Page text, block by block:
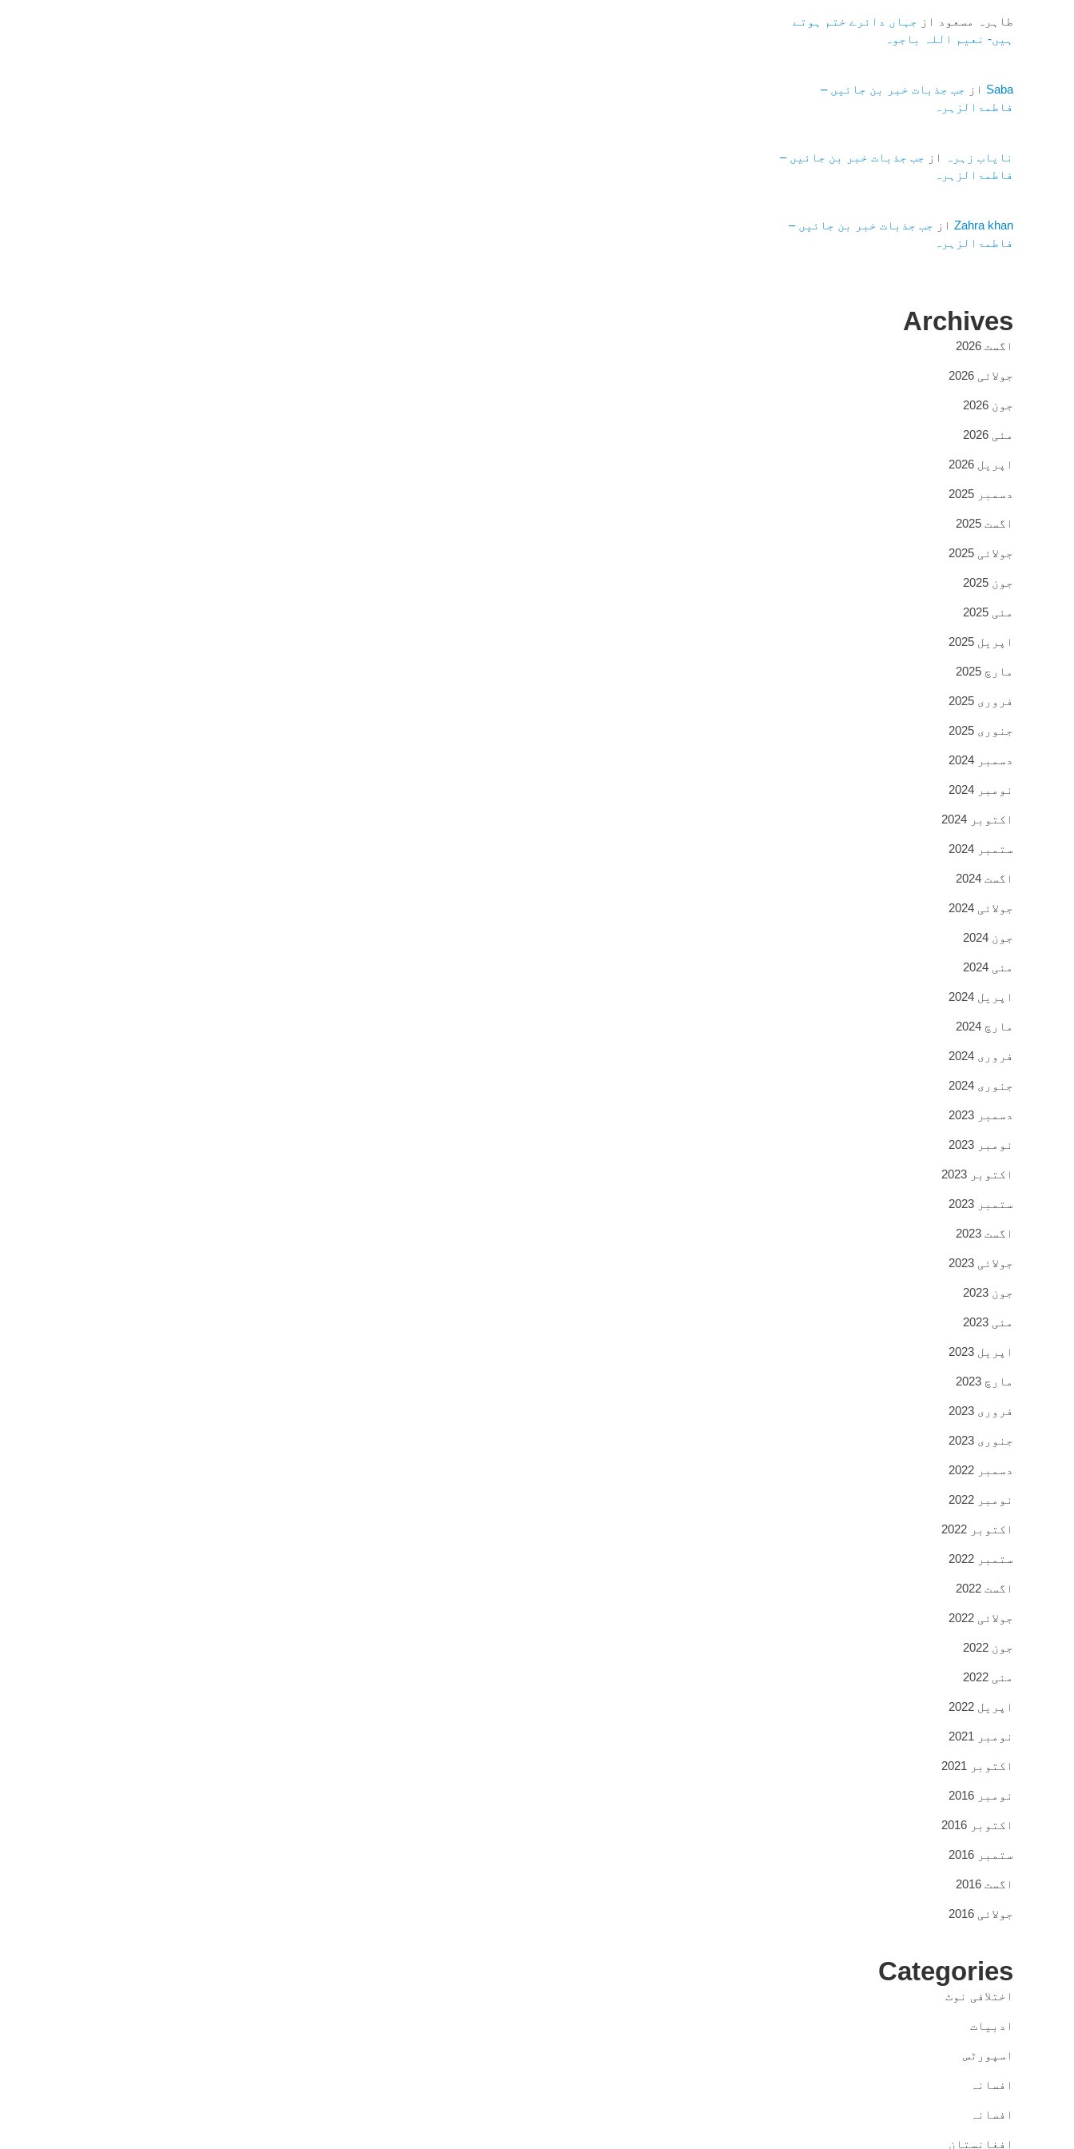
طاہرہ مسعود از جہاں دائرے ختم ہوتے
ہیں- نعیم اللہ باجوہ
Saba از جب جذبات خبر بن جائیں –
فاطمۃالزہرہ
نایاب زہرہ از جب جذبات خبر بن جائیں –
فاطمۃالزہرہ
Zahra khanاز جب جذبات خبر بن جائیں –
فاطمۃالزہرہ
Archives
اگست 2026
جولائی 2026
جون 2026
مئی 2026
اپریل 2026
دسمبر 2025
اگست 2025
جولائی 2025
جون 2025
مئی 2025
اپریل 2025
مارچ 2025
فروری 2025
جنوری 2025
دسمبر 2024
نومبر 2024
اکتوبر 2024
ستمبر 2024
اگست 2024
جولائی 2024
جون 2024
مئی 2024
اپریل 2024
مارچ 2024
فروری 2024
جنوری 2024
دسمبر 2023
نومبر 2023
اکتوبر 2023
ستمبر 2023
اگست 2023
جولائی 2023
جون 2023
مئی 2023
اپریل 2023
مارچ 2023
فروری 2023
جنوری 2023
دسمبر 2022
نومبر 2022
اکتوبر 2022
ستمبر 2022
اگست 2022
جولائی 2022
جون 2022
مئی 2022
اپریل 2022
نومبر 2021
اکتوبر 2021
نومبر 2016
اکتوبر 2016
ستمبر 2016
اگست 2016
جولائی 2016
Categories
اختلافی نوٹ
ادبیات
اسپورٹس
افسانہ
افسانہ
افغانستان